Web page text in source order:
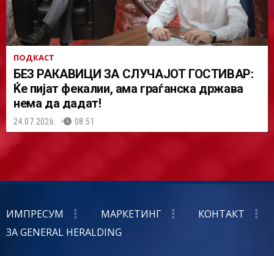
ПОДКАСТ
БЕЗ РАКАВИЦИ ЗА СЛУЧАЈОТ ГОСТИВАР:
Ќе пијат фекалии, ама граѓанска држава
нема да дадат!
24.07.2026. 08:51
ИМПРЕСУМ МАРКЕТИНГ
КОНТАКТ
ЗА GENERAL HERALDING